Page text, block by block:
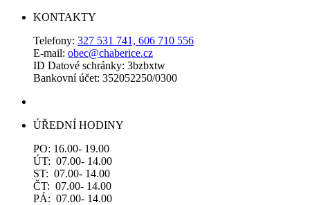
KONTAKTY
Telefony: 327 531 741, 606 710 556
E-mail: obec@chaberice.cz
ID Datové schránky: 3bzbxtw
Bankovní účet: 352052250/0300
ÚŘEDNÍ HODINY
PO: 16.00- 19.00
ÚT: 07.00- 14.00
ST: 07.00- 14.00
ČT: 07.00- 14.00
PÁ: 07.00- 14.00